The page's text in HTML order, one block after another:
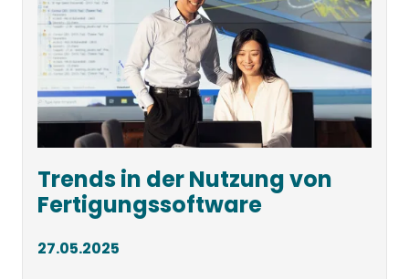
Trends in der Nutzung von
Fertigungssoftware
27.05.2025